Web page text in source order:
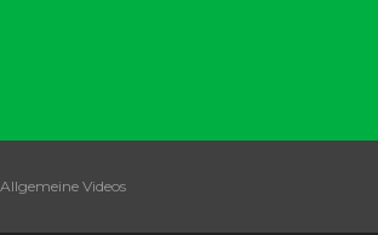
Allgemeine Videos